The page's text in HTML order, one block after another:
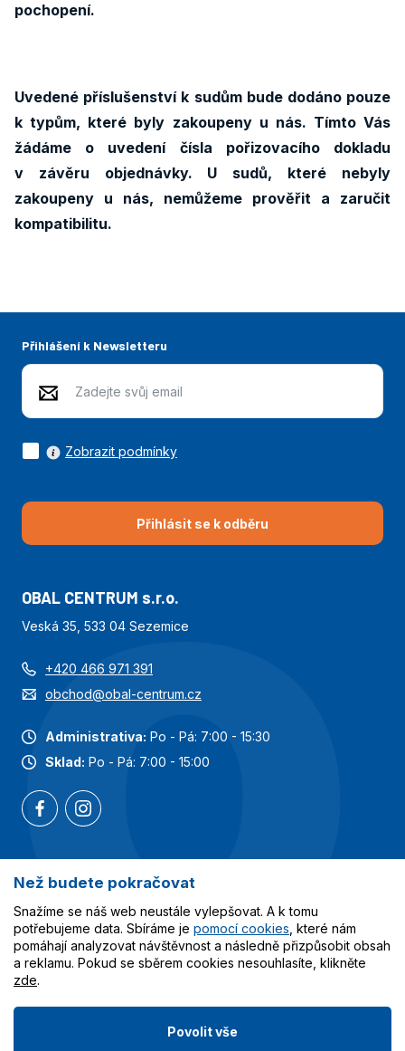
pochopení.
Uvedené příslušenství k sudům bude dodáno pouze
k typům, které byly zakoupeny u nás. Tímto Vás
žádáme o uvedení čísla pořizovacího dokladu
v závěru objednávky. U sudů, které nebyly
zakoupeny u nás, nemůžeme prověřit a zaručit
kompatibilitu.
Přihlášení k Newsletteru
Přihlásit se k odběru
Zobrazit podmínky
OBAL CENTRUM s.r.o.
Veská 35, 533 04 Sezemice
+420 466 971 391
obchod@obal-centrum.cz
Administrativa: Po - Pá: 7:00 - 15:30
Sklad: Po - Pá: 7:00 - 15:00
Nejoblíbenější kategorie
Služby
Vše o nákupu
Než budete pokračovat
Snažíme se náš web neustále vylepšovat. A k tomu
potřebujeme data. Sbíráme je pomocí cookies , které nám
pomáhají analyzovat návštěvnost a následně přizpůsobit obsah
a reklamu. Pokud se sběrem cookies nesouhlasíte, klikněte
zde.
Povolit vše